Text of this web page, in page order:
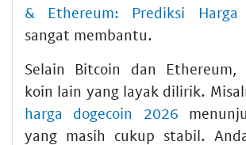
& Ethereum: Prediksi Harga
sangat membantu.
Selain Bitcoin dan Ethereum,
koin lain yang layak dilirik.
harga dogecoin 2026
yang masih cukup stabil.